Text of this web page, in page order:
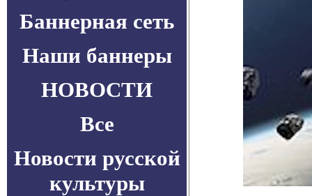
Баннерная сеть
Наши баннеры
НОВОСТИ
Все
Новости русской
культуры